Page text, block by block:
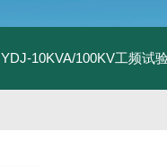
YDJ-10KVA/100KV工频试